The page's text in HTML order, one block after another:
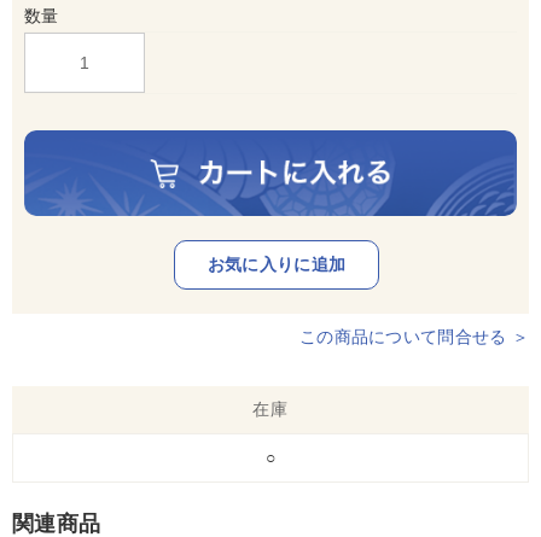
数量
この商品について問合せる ＞
在庫
○
関連商品